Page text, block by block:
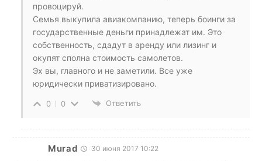
провоцируй.
Семья выкупила авиакомпанию, теперь боинги за
государственные деньги принадлежат им. Это
собственность, сдадут в аренду или лизинг и
окупят сполна стоимость самолетов.
Эх вы, главного и не заметили. Все уже
юридически приватизировано.
0 0 Ответить
Murad 30 июня 2017 10:22